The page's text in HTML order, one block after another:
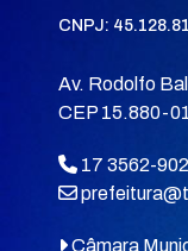
CNPJ:
Av. Rodolfo
CEP 15.880-
17 3562-
Câmara